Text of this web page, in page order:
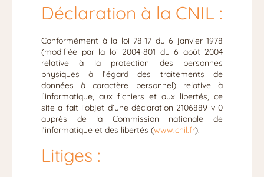
Déclaration à la CNIL :
Conformément à la loi 78-17 du 6 janvier 1978
(modifiée par la loi 2004-801 du 6 août 2004
relative à la protection des personnes
physiques à l’égard des traitements de
données à caractère personnel) relative à
l’informatique, aux fichiers et aux libertés, ce
site a fait l’objet d’une déclaration 2106889 v 0
auprès de la Commission nationale de
l’informatique et des libertés (www.cnil.fr).
Litiges :